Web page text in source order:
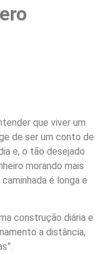
que viver um
de ser um conto de
e, o tão desejado
morando mais
é longa e
construção diária e
a distância,